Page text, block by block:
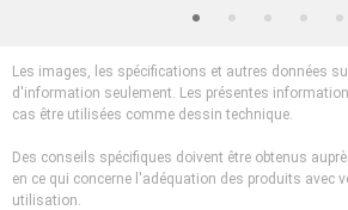
Les images, les spécifications et autres données
d'information seulement. Les présentes
cas être utilisées comme dessin technique.
Des conseils spécifiques doivent être obtenus
en ce qui concerne l'adéquation des produits avec
utilisation.